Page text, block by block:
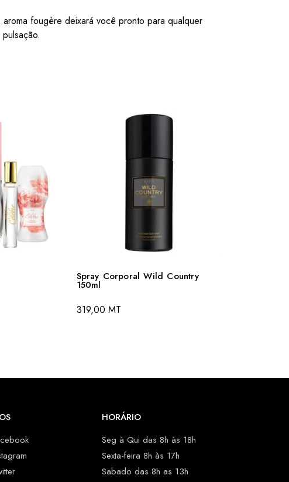
fougère deixará você pronto para qualquer
Spray Corporal Wild Country
150ml
319,00 MT
HORÁRIO
Seg à Qui das 8h às 18h
Sexta-feira 8h às 17h
Sabado das 8h as 13h